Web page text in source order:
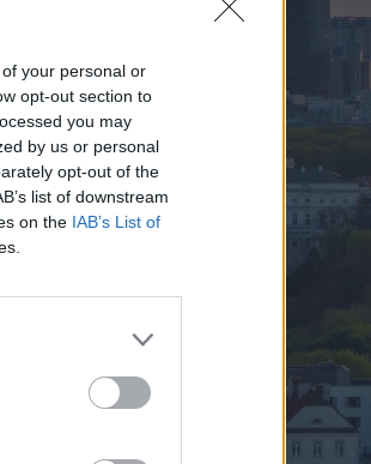
your personal or
opt-out section to
you may
by us or personal
opt-out of the
list of downstream
on the IAB’s List of